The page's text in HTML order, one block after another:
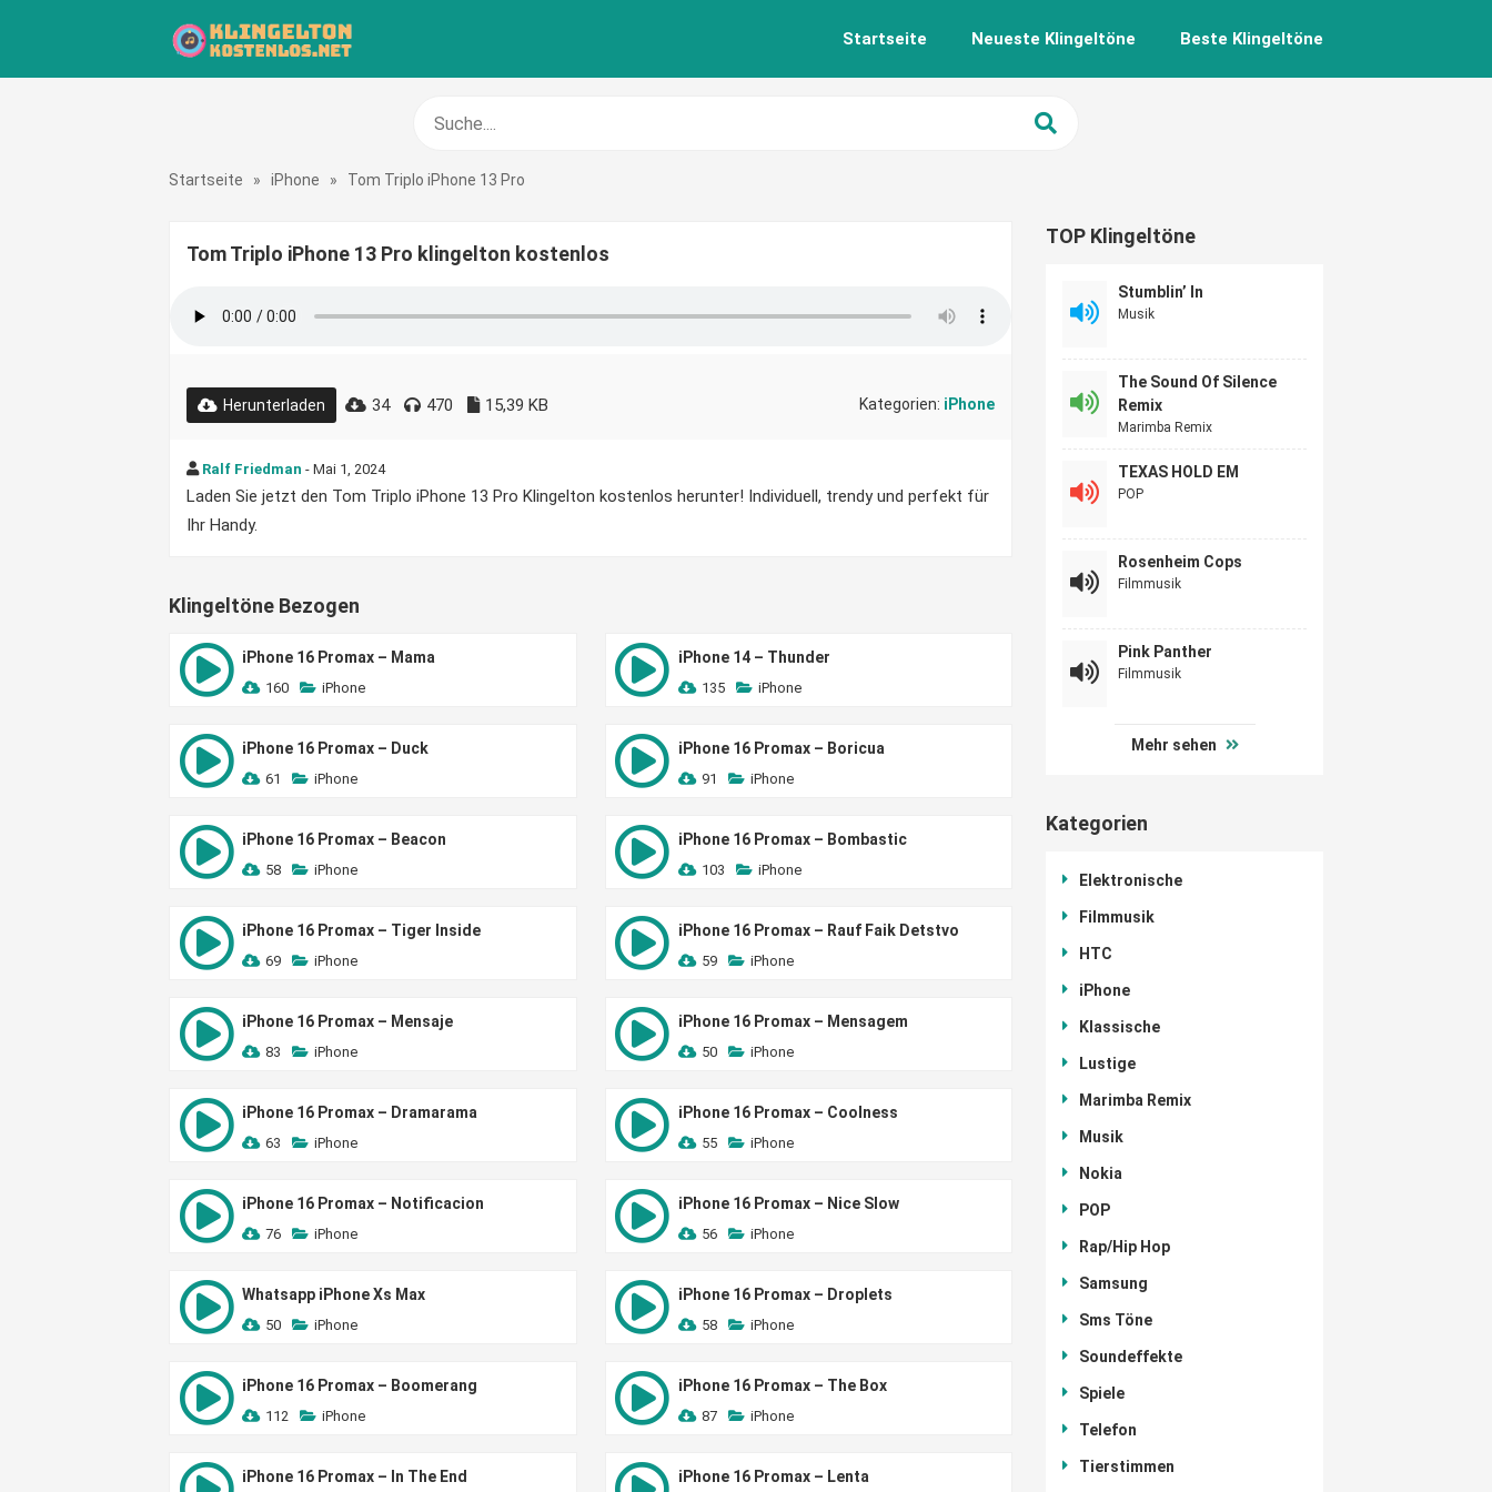
Startseite Neueste Klingeltöne Beste Klingeltöne
Startseite » iPhone » Tom Triplo iPhone 13 Pro
Tom Triplo iPhone 13 Pro klingelton kostenlos
Herunterladen 34 470 15,39 KB Kategorien: iPhone
Ralf Friedman - Mai 1, 2024
Laden Sie jetzt den Tom Triplo iPhone 13 Pro Klingelton kostenlos herunter! Individuell, trendy und perfekt für
Ihr Handy.
Klingeltöne Bezogen
iPhone 16 Promax – Mama
160 iPhone
iPhone 14 – Thunder
135 iPhone
iPhone 16 Promax – Duck
61 iPhone
iPhone 16 Promax – Boricua
91 iPhone
iPhone 16 Promax – Beacon
58 iPhone
iPhone 16 Promax – Bombastic
103 iPhone
iPhone 16 Promax – Tiger Inside
69 iPhone
iPhone 16 Promax – Rauf Faik Detstvo
59 iPhone
iPhone 16 Promax – Mensaje
83 iPhone
iPhone 16 Promax – Mensagem
50 iPhone
iPhone 16 Promax – Dramarama
63 iPhone
iPhone 16 Promax – Coolness
55 iPhone
iPhone 16 Promax – Notificacion
76 iPhone
iPhone 16 Promax – Nice Slow
56 iPhone
Whatsapp iPhone Xs Max
50 iPhone
iPhone 16 Promax – Droplets
58 iPhone
iPhone 16 Promax – Boomerang
112 iPhone
iPhone 16 Promax – The Box
87 iPhone
iPhone 16 Promax – In The End iPhone 16 Promax – Lenta
TOP Klingeltöne
Stumblin’ In
Musik
The Sound Of Silence
Remix
Marimba Remix
TEXAS HOLD EM
POP
Rosenheim Cops
Filmmusik
Pink Panther
Filmmusik
Mehr sehen
Kategorien
Elektronische
Filmmusik
HTC
iPhone
Klassische
Lustige
Marimba Remix
Musik
Nokia
POP
Rap/Hip Hop
Samsung
Sms Töne
Soundeffekte
Spiele
Telefon
Tierstimmen